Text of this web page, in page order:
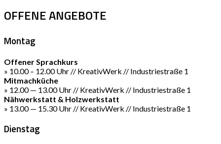
OFFENE ANGEBOTE
Montag
Offener Sprachkurs
» 10.00 – 12.00 Uhr // KreativWerk // Industriestraße 1
Mitmachküche
» 12.00 — 13.00 Uhr // KreativWerk // Industriestraße 1
Nähwerkstatt & Holzwerkstatt
» 13.00 — 15.30 Uhr // KreativWerk // Industriestraße 1
Dienstag